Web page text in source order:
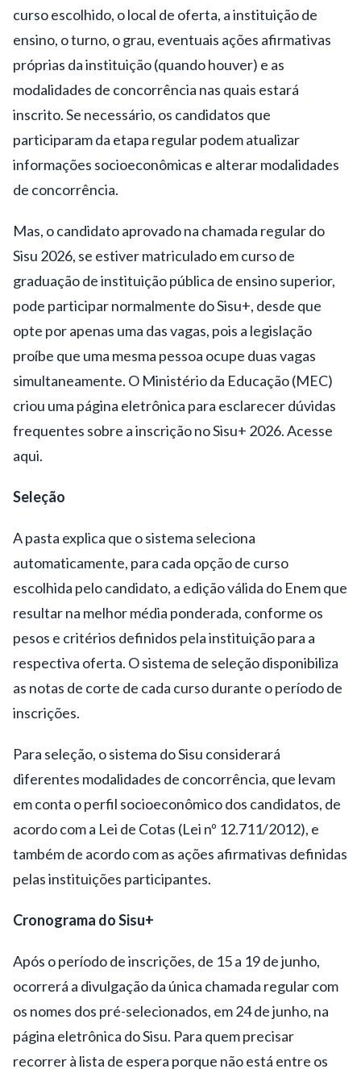
curso escolhido, o local de oferta, a instituição de
ensino, o turno, o grau, eventuais ações afirmativas
próprias da instituição (quando houver) e as
modalidades de concorrência nas quais estará
inscrito. Se necessário, os candidatos que
participaram da etapa regular podem atualizar
informações socioeconômicas e alterar modalidades
de concorrência.
Mas, o candidato aprovado na chamada regular do
Sisu 2026, se estiver matriculado em curso de
graduação de instituição pública de ensino superior,
pode participar normalmente do Sisu+, desde que
opte por apenas uma das vagas, pois a legislação
proíbe que uma mesma pessoa ocupe duas vagas
simultaneamente. O Ministério da Educação (MEC)
criou uma página eletrônica para esclarecer dúvidas
frequentes sobre a inscrição no Sisu+ 2026. Acesse
aqui.
Seleção
A pasta explica que o sistema seleciona
automaticamente, para cada opção de curso
escolhida pelo candidato, a edição válida do Enem que
resultar na melhor média ponderada, conforme os
pesos e critérios definidos pela instituição para a
respectiva oferta. O sistema de seleção disponibiliza
as notas de corte de cada curso durante o período de
inscrições.
Para seleção, o sistema do Sisu considerará
diferentes modalidades de concorrência, que levam
em conta o perfil socioeconômico dos candidatos, de
acordo com a Lei de Cotas (Lei nº 12.711/2012), e
também de acordo com as ações afirmativas definidas
pelas instituições participantes.
Cronograma do Sisu+
Após o período de inscrições, de 15 a 19 de junho,
ocorrerá a divulgação da única chamada regular com
os nomes dos pré-selecionados, em 24 de junho, na
página eletrônica do Sisu. Para quem precisar
recorrer à lista de espera porque não está entre os